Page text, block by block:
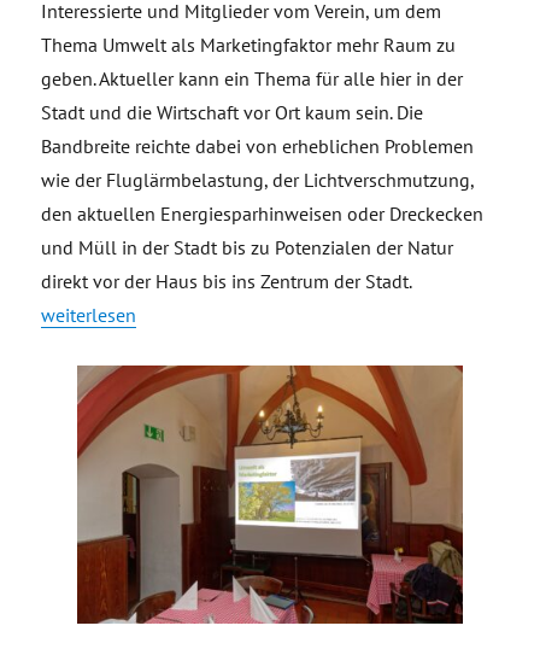
Interessierte und Mitglieder vom Verein, um dem
Thema Umwelt als Marketingfaktor mehr Raum zu
geben. Aktueller kann ein Thema für alle hier in der
Stadt und die Wirtschaft vor Ort kaum sein. Die
Bandbreite reichte dabei von erheblichen Problemen
wie der Fluglärmbelastung, der Lichtverschmutzung,
den aktuellen Energiesparhinweisen oder Dreckecken
und Müll in der Stadt bis zu Potenzialen der Natur
direkt vor der Haus bis ins Zentrum der Stadt.
„#TGVeb-Stammtisch im Ratskeller zum Thema Umwelt als
weiterlesen